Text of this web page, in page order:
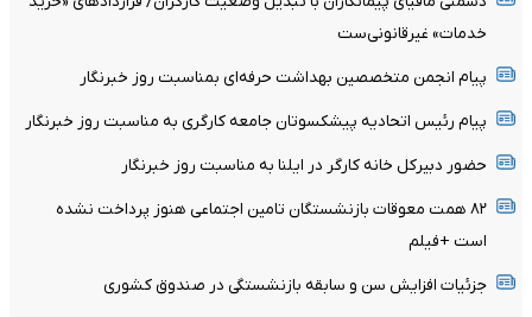
خدمات» غیرقانونی‌ست
پیام انجمن متخصصین بهداشت حرفه‌ای بمناسبت روز خبرنگار
پیام رئیس اتحادیه پیشکسوتان جامعه کارگری به مناسبت روز خبرنگار
حضور دبیرکل خانه کارگر در ایلنا به مناسبت روز خبرنگار
۸۲ همت معوقات بازنشستگان تامین اجتماعی هنوز پرداخت نشده
است +فیلم
جزئیات افزایش سن و سابقه بازنشستگی در صندوق کشوری